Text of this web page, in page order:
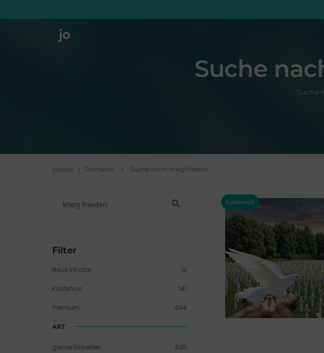
Suche
Suche
zurück | Startseite Suche nach: krieg frieden
Filter
Neue Inhalte 13
Kostenlos 141
Premium 494
ART
ganze Einheiten 635